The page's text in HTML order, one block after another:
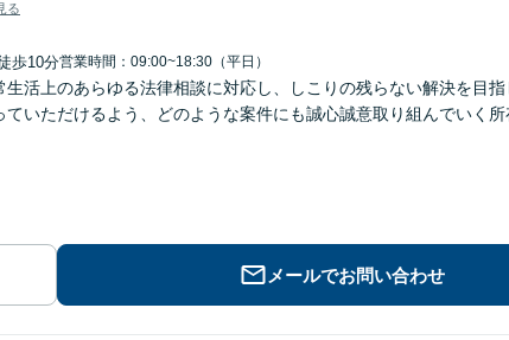
る
歩10分営業時間：09:00~18:30（平日）
生活上のあらゆる法律相談に対応し、しこりの残らない解決を目
いただけるよう、どのような案件にも誠心誠意取り組んでいく所
メールでお問い合わせ